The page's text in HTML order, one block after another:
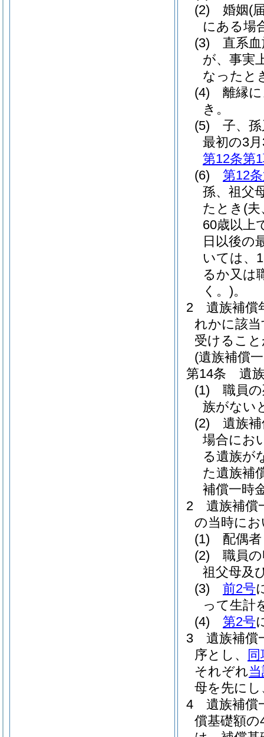
(2)
婚姻(
にある場
(3)
直系
が、事実
なったと
(4)
離縁
き。
(5)
子、
最初の3
第12条第
(6)
第12
孫、祖父
たとき (
60歳以上
日以後の
いては、
るか又は
く。)。
2
遺族補償
れかに該
受けるこ
(遺族補償
第14条
遺
(1)
職員
族がない
(2)
遺族
場合にお
る遺族が
た遺族補
補償一時
2
遺族補償
の当時に
(1)
配偶者
(2)
職員
祖父母及
(3)
前2号
って生計
(4)
第2号
3
遺族補償
序とし、
それぞれ
母を先に
4
遺族補償
償基礎額の